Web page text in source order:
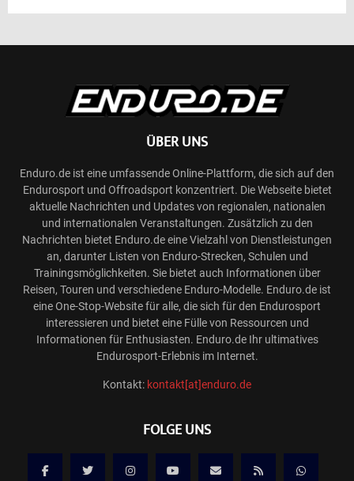
ÜBER UNS
Enduro.de ist eine umfassende Online-Plattform, die sich auf den
Endurosport und Offroadsport konzentriert. Die Webseite bietet
aktuelle Nachrichten und Updates von regionalen, nationalen
und internationalen Veranstaltungen. Zusätzlich zu den
Nachrichten bietet Enduro.de eine Vielzahl von Dienstleistungen
an, darunter Listen von Enduro-Strecken, Schulen und
Trainingsmöglichkeiten. Sie bietet auch Informationen über
Reisen, Touren und verschiedene Enduro-Modelle. Enduro.de ist
eine One-Stop-Website für alle, die sich für den Endurosport
interessieren und bietet eine Fülle von Ressourcen und
Informationen für Enthusiasten. Enduro.de Ihr ultimatives
Endurosport-Erlebnis im Internet.
Kontakt: kontakt[at]enduro.de
FOLGE UNS